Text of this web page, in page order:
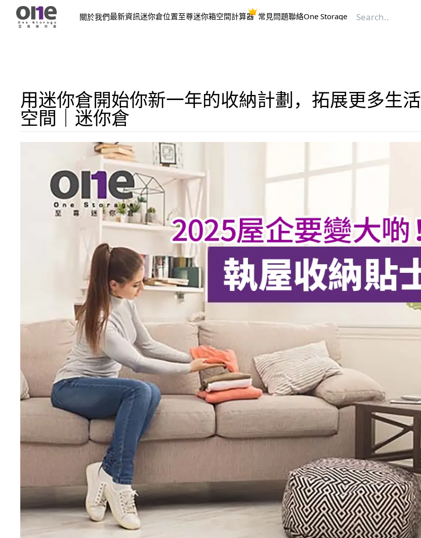
關於我們最新資訊迷你倉位置至尊迷你箱空間計算器 常見問題聯絡One Storage
用迷你倉開始你新一年的收納計劃，拓展更多生活
空間｜迷你倉